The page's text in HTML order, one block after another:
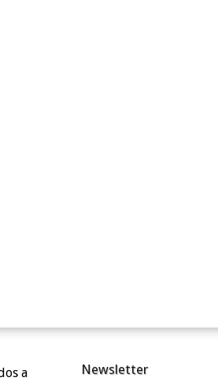
a Newsletter